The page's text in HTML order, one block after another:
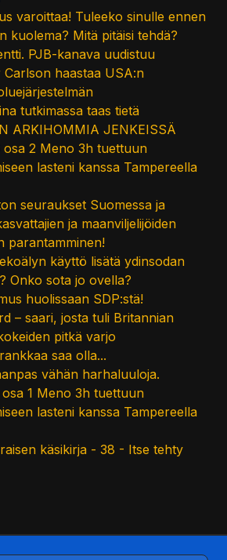
varoittaa! Tuleeko sinulle ennen
kuolema? Mitä pitäisi tehdä?
PJB-kanava uudistuu
Carlson haastaa USA:n
tutkimassa taas tietä
ARKIHOMMIA JENKEISSÄ
osa 2 Meno 3h tuettuun
lasteni kanssa Tampereella
seuraukset Suomessa ja
ja maanviljelijöiden
parantamminen!
käyttö lisätä ydinsodan
Onko sota jo ovella?
huolissaan SDP:stä!
– saari, josta tuli Britannian
pitkä varjo
saa olla...
vähän harhaluuloja.
osa 1 Meno 3h tuettuun
lasteni kanssa Tampereella
käsikirja - 38 - Itse tehty